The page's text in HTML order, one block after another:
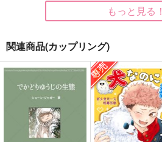
サンプル
Harm
1,887円（税込）
呪術廻戦
五条悟×虎杖悠仁
ことらにっき２０
Harm
944円（税込）
呪術廻戦
五条悟×虎杖悠仁
もっと見る！
関連商品(カップリング)